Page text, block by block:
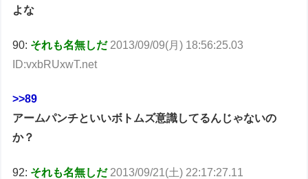
よな
90: それも名無しだ 2013/09/09(月) 18:56:25.03
ID:vxbRUxwT.net
>>89
アームパンチといいボトムズ意識してるんじゃないの
か？
92: それも名無しだ 2013/09/21(土) 22:17:27.11